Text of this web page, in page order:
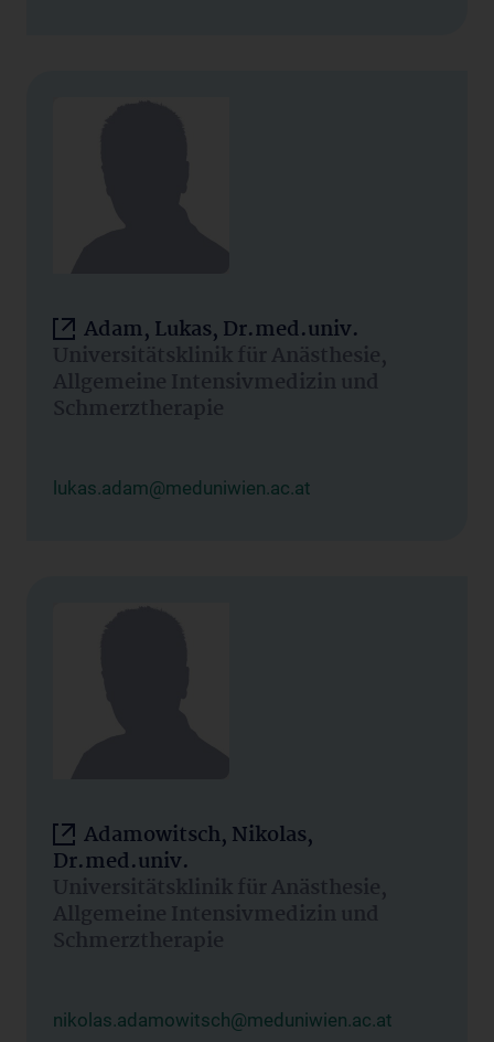
Adam, Lukas, Dr.med.univ.
Universitätsklinik für Anästhesie,
Allgemeine Intensivmedizin und
Schmerztherapie
lukas.adam@meduniwien.ac.at
Adamowitsch, Nikolas,
Dr.med.univ.
Universitätsklinik für Anästhesie,
Allgemeine Intensivmedizin und
Schmerztherapie
nikolas.adamowitsch@meduniwien.ac.at